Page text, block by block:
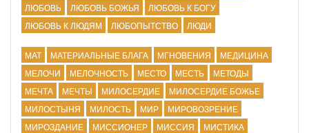
ЛЮБОВЬ
ЛЮБОВЬ БОЖЬЯ
ЛЮБОВЬ К БОГУ
ЛЮБОВЬ К ЛЮДЯМ
ЛЮБОПЫТСТВО ЛЮДИ
МАТ МАТЕРИАЛЬНЫЕ БЛАГА МГНОВЕНИЯ
МЕДИЦИНА
МЕЛОЧИ
МЕЛОЧНОСТЬ МЕСТО МЕСТЬ
МЕТОДЫ
МЕЧТА
МЕЧТЫ МИЛОСЕРДИЕ
МИЛОСЕРДИЕ БОЖЬЕ
МИЛОСТЫНЯ
МИЛОСТЬ МИР
МИРОВОЗРЕНИЕ
МИРОЗДАНИЕ
МИССИОНЕР МИССИЯ
МИСТИКА